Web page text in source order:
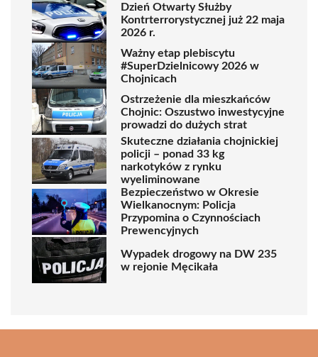
Dzień Otwarty Służby
Kontrterrorystycznej już 22 maja
2026 r.
Ważny etap plebiscytu
#SuperDzielnicowy 2026 w
Chojnicach
Ostrzeżenie dla mieszkańców
Chojnic: Oszustwo inwestycyjne
prowadzi do dużych strat
Skuteczne działania chojnickiej
policji – ponad 33 kg
narkotyków z rynku
wyeliminowane
Bezpieczeństwo w Okresie
Wielkanocnym: Policja
Przypomina o Czynnościach
Prewencyjnych
Wypadek drogowy na DW 235
w rejonie Męcikała